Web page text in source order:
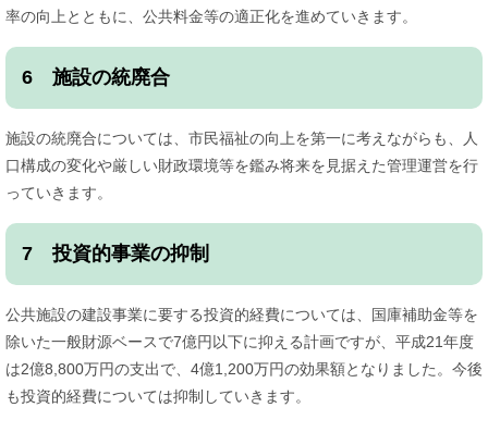
率の向上とともに、公共料金等の適正化を進めていきます。
6 施設の統廃合
施設の統廃合については、市民福祉の向上を第一に考えながらも、人
口構成の変化や厳しい財政環境等を鑑み将来を見据えた管理運営を行
っていきます。
7 投資的事業の抑制
公共施設の建設事業に要する投資的経費については、国庫補助金等を
除いた一般財源ベースで7億円以下に抑える計画ですが、平成21年度
は2億8,800万円の支出で、4億1,200万円の効果額となりました。今後
も投資的経費については抑制していきます。